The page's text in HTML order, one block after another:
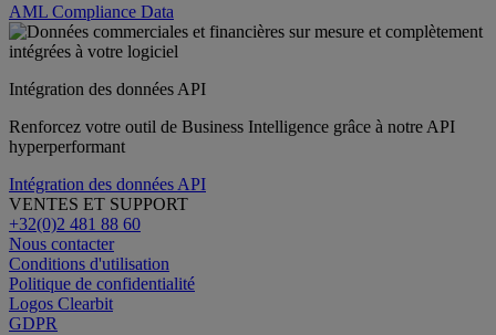
AML Compliance Data
Intégration des données API
Renforcez votre outil de Business Intelligence grâce à notre API
hyperperformant
Intégration des données API
VENTES ET SUPPORT
+32(0)2 481 88 60
Nous contacter
Conditions d'utilisation
Politique de confidentialité
Logos Clearbit
GDPR